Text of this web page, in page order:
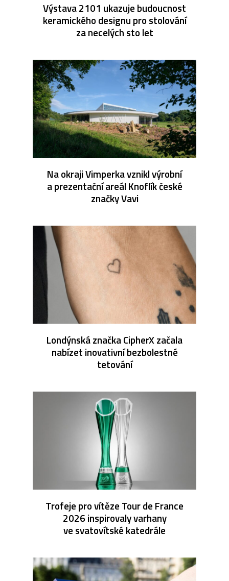
Výstava 2101 ukazuje budoucnost
keramického designu pro stolování
za necelých sto let
Na okraji Vimperka vznikl výrobní
a prezentační areál Knoflík české
značky Vavi
Londýnská značka CipherX začala
nabízet inovativní bezbolestné
tetování
Trofeje pro vítěze Tour de France
2026 inspirovaly varhany
ve svatovítské katedrále